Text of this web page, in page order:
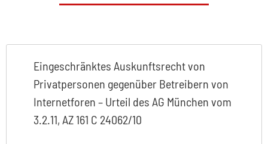
Eingeschränktes Auskunftsrecht von
Privatpersonen gegenüber Betreibern von
Internetforen – Urteil des AG München vom
3.2.11, AZ 161 C 24062/10